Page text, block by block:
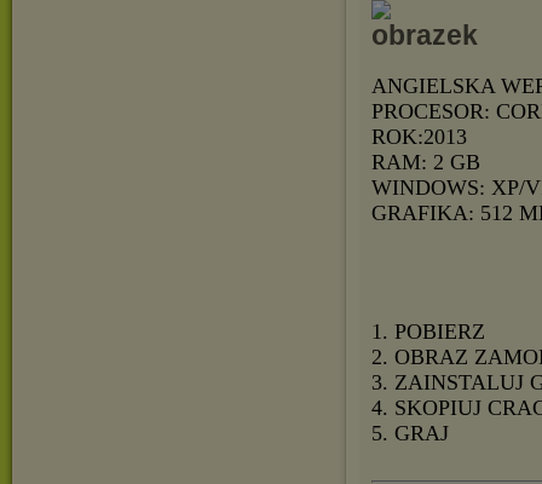
ANGIELSKA
PROCESOR:
ROK:2013
RAM: 2 GB
WINDOWS: XP/
GRAFIKA: 512
1. POBIERZ
2. OBRAZ
3. ZAINSTALUJ
4. SKOPIUJ
5. GRAJ